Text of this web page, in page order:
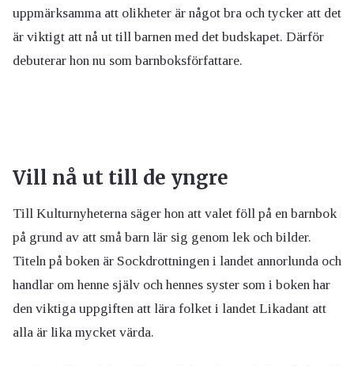
uppmärksamma att olikheter är något bra och tycker att det
är viktigt att nå ut till barnen med det budskapet. Därför
debuterar hon nu som barnboksförfattare.
Vill nå ut till de yngre
Till Kulturnyheterna säger hon att valet föll på en barnbok
på grund av att små barn lär sig genom lek och bilder.
Titeln på boken är Sockdrottningen i landet annorlunda och
handlar om henne själv och hennes syster som i boken har
den viktiga uppgiften att lära folket i landet Likadant att
alla är lika mycket värda.